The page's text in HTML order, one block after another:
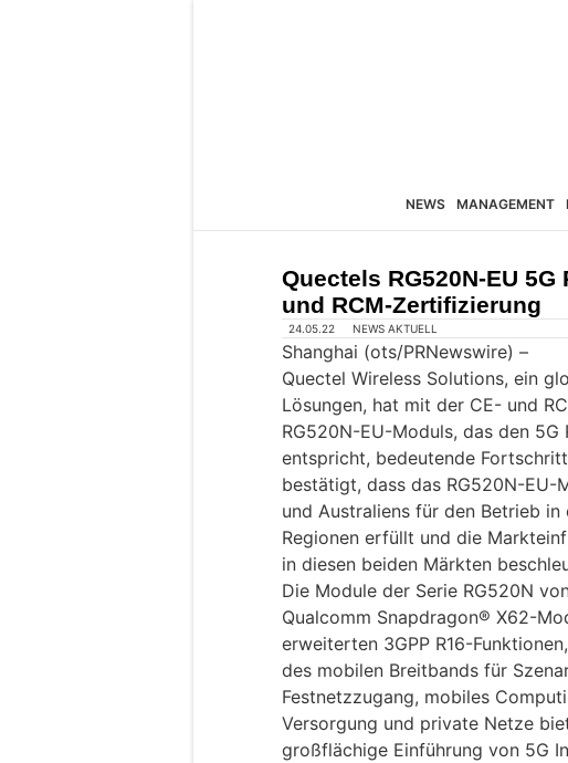
NEWS MANAGEMENT
Quectels RG520N-EU
und RCM-Zertifizierung
24.05.22 NEWS AKTUELL
Shanghai (ots/PRNewswire) –
Quectel Wireless Solutions, ein
Lösungen, hat mit der CE- und
RG520N-EU-Moduls, das den 5G
entspricht, bedeutende
bestätigt, dass das RG520N-EU-
und Australiens für den Betrieb
Regionen erfüllt und die
in diesen beiden Märkten
Die Module der Serie RG520N
Qualcomm Snapdragon® X62-
erweiterten 3GPP R16-
des mobilen Breitbands für
Festnetzzugang, mobiles
Versorgung und private Netze
großflächige Einführung von 5G